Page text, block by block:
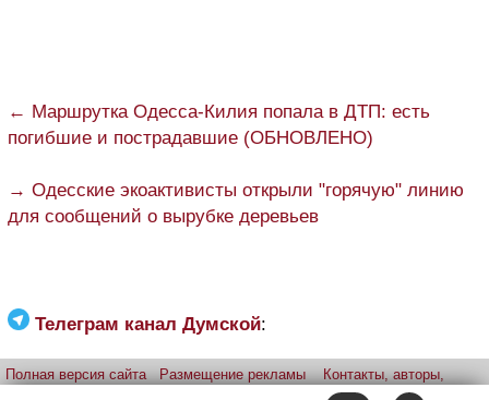
← Маршрутка Одесса-Килия попала в ДТП: есть
погибшие и пострадавшие (ОБНОВЛЕНО)
→ Одесские экоактивисты открыли "горячую" линию
для сообщений о вырубке деревьев
Телеграм канал Думской:
Полная версия сайта Размещение рекламы
Контакты, авторы,